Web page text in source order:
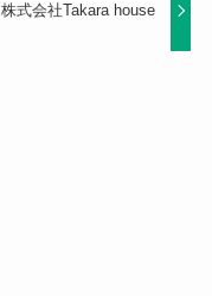
株式会社Takara house